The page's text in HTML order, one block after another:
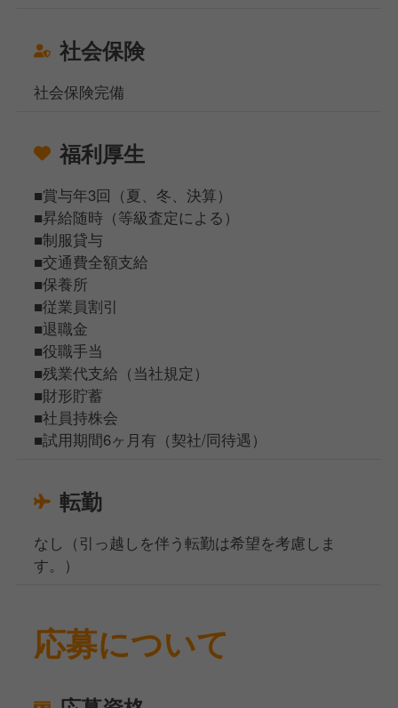
社会保険
社会保険完備
福利厚生
■賞与年3回（夏、冬、決算）
■昇給随時（等級査定による）
■制服貸与
■交通費全額支給
■保養所
■従業員割引
■退職金
■役職手当
■残業代支給（当社規定）
■財形貯蓄
■社員持株会
■試用期間6ヶ月有（契社/同待遇）
転勤
なし（引っ越しを伴う転勤は希望を考慮しま
す。）
応募について